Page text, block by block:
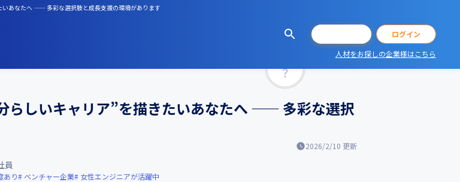
いあなたへ —— 多彩な選択肢と成長支援の環境があります
ログイン
人材をお探しの企業様はこちら
らしいキャリア”を描きたいあなたへ —— 多彩な選択
2026/2/10 更新
員
あり ベンチャー企業 女性エンジニアが活躍中